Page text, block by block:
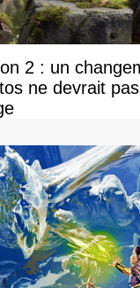
2 : un
ne devrait